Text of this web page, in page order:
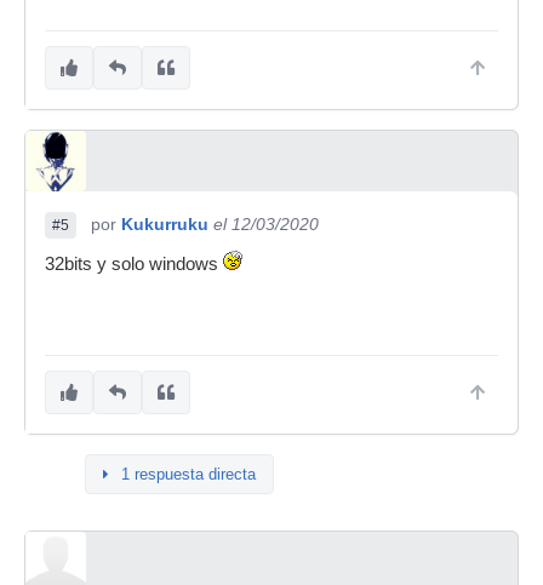
#5 por Kukurruku el 12/03/2020
32bits y solo windows
1 respuesta directa